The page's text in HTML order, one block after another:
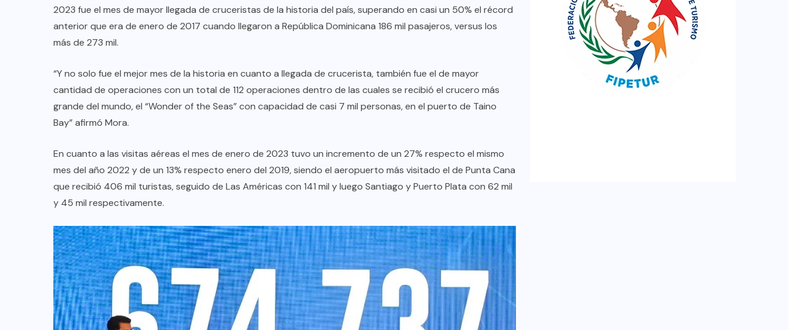
2023 fue el mes de mayor llegada de cruceristas de la historia del país, superando en casi un 50% el récord
anterior que era de enero de 2017 cuando llegaron a República Dominicana 186 mil pasajeros, versus los
más de 273 mil.
“Y no solo fue el mejor mes de la historia en cuanto a llegada de crucerista, también fue el de mayor
cantidad de operaciones con un total de 112 operaciones dentro de las cuales se recibió el crucero más
grande del mundo, el “Wonder of the Seas” con capacidad de casi 7 mil personas, en el puerto de Taino
Bay” afirmó Mora.
En cuanto a las visitas aéreas el mes de enero de 2023 tuvo un incremento de un 27% respecto el mismo
mes del año 2022 y de un 13% respecto enero del 2019, siendo el aeropuerto más visitado el de Punta Cana
que recibió 406 mil turistas, seguido de Las Américas con 141 mil y luego Santiago y Puerto Plata con 62 mil
y 45 mil respectivamente.